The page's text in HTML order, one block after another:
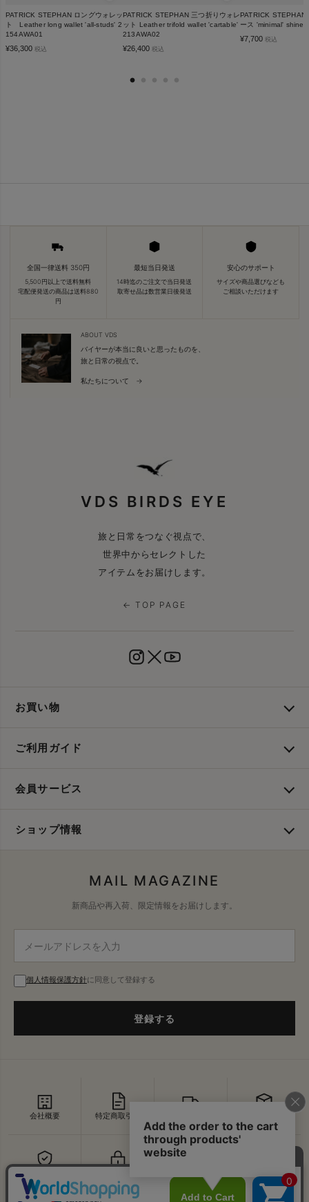
PATRICK STEPHAN ロングウォレッ
ト Leather long wallet 'all-studs' 2
154AWA01
¥36,300 税込
PATRICK STEPHAN 三つ折りウォレ
ット Leather trifold wallet 'cartable'
213AWA02
¥26,400 税込
PATRICK STEPHAN
ース 'minimal' shine
¥7,700 税込
全国一律送料 350円
5,500円以上で送料無料
宅配便発送の商品は送料880
円
最短当日発送
14時迄のご注文で当日発送
取寄せ品は数営業日後発送
安心のサポート
サイズや商品選びなども
ご相談いただけます
ABOUT VDS
バイヤーが本当に良いと思ったものを、
旅と日常の視点で。
私たちについて →
VDS BIRDS EYE
旅と日常をつなぐ視点で、
世界中からセレクトした
アイテムをお届けします。
← TOP PAGE
お買い物
ご利用ガイド
会員サービス
ショップ情報
MAIL MAGAZINE
新商品や再入荷、限定情報をお届けします。
個人情報保護方針に同意して登録する
登録する
会社概要 特定商取引法
セキュリティ お問い合わせ